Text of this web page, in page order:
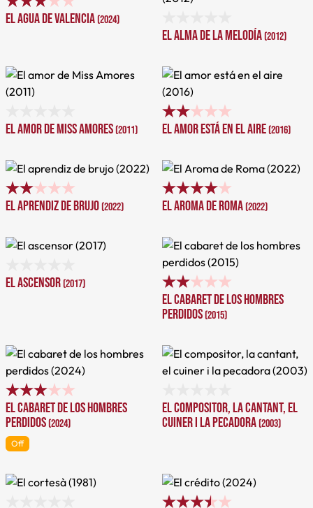
El agua de Valencia(2024)
El alma de la melodía(2012)
El amor de Miss Amores(2011) El amor está en el aire(2016)
El aprendiz de brujo(2022) El Aroma de Roma(2022)
El ascensor(2017)
El cabaret de los hombres
perdidos(2015)
El cabaret de los hombres
perdidos(2024)
Off
El compositor, la cantant, el
cuiner i la pecadora(2003)